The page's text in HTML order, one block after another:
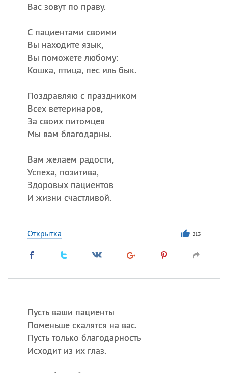
Вас зовут по праву.
С пациентами своими
Вы находите язык,
Вы поможете любому:
Кошка, птица, пес иль бык.
Поздравляю с праздником
Всех ветеринаров,
За своих питомцев
Мы вам благодарны.
Вам желаем радости,
Успеха, позитива,
Здоровых пациентов
И жизни счастливой.
Открытка 213
Пусть ваши пациенты
Поменьше скалятся на вас.
Пусть только благодарность
Исходит из их глаз.